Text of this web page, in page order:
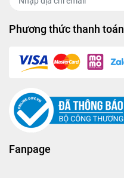
Phương thức thanh toán
Fanpage